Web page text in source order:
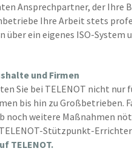
Ansprechpartner, der
Ihre Arbeit stets
ein eigenes ISO-System
und Firmen
Sie bei TELENOT nicht
bis hin zu Großbetrieben.
noch weitere Maßnahmen
Stützpunkt-
TELENOT.